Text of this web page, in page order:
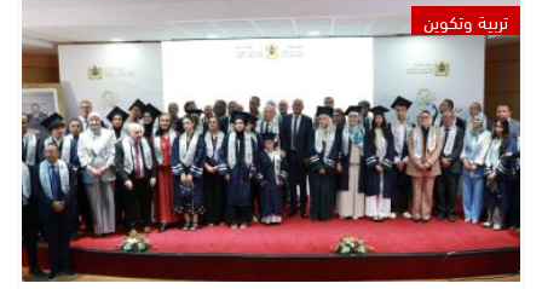
تربية وتكوين